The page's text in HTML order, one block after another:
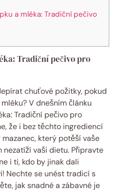
a ‍mléka: Tradiční pečivo⁣
Tradiční ⁤pečivo pro
chuťové požitky, pokud
V dnešním článku
Tradiční pečivo pro
že i bez těchto ingrediencí​
který ‍potěší vaše
vaši‍ dietu. Připravte
i ti, kdo⁤ by jinak dali
Nechte se​ unést tradicí s
jak snadné a zábavné je